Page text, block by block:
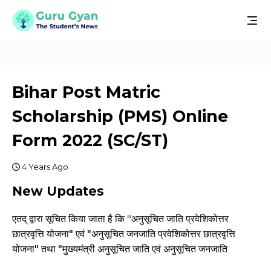
Bihar Post Matric
Scholarship (PMS) Online
Form 2022 (SC/ST)
4 Years Ago
New Updates
एतद् द्वारा सूचित किया जाता है कि “अनुसूचित जाति प्रवेशिकोत्तर
छात्रवृत्ति योजना" एवं "अनुसूचित जनजाति प्रवेशिकोत्तर छात्रवृत्ति
योजना" तथा "मुख्यमंत्री अनुसूचित जाति एवं अनुसूचित जनजाति